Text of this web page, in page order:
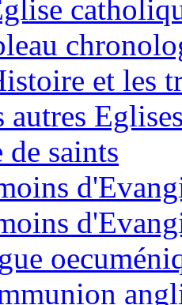
et les
autres
de saints